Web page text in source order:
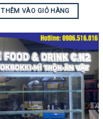
THÊM VÀO GIỎ HÀNG